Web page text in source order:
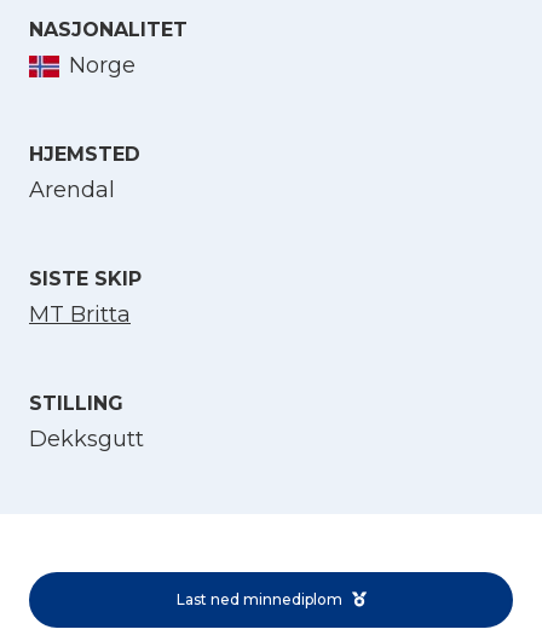
NASJONALITET
Norge
HJEMSTED
Arendal
SISTE SKIP
MT Britta
STILLING
Dekksgutt
Last ned minnediplom
Velg språk
Norsk bokmål